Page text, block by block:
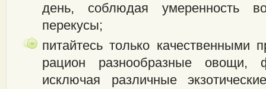
день, соблюдая умеренность
перекусы;
питайтесь только качественными
рацион разнообразные
исключая различные